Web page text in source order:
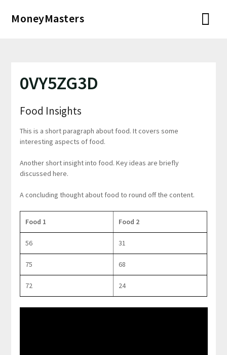
MoneyMasters
0VY5ZG3D
Food Insights
This is a short paragraph about food. It covers some
interesting aspects of food.
Another short insight into food. Key ideas are briefly
discussed here.
A concluding thought about food to round off the content.
Food 1 Food 2
56 31
75 68
72 24